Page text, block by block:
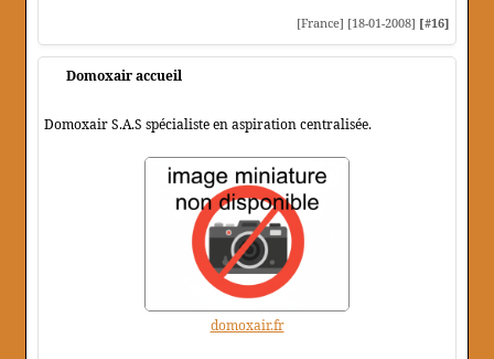
[France] [18-01-2008] [#16]
Domoxair accueil
Domoxair S.A.S spécialiste en aspiration centralisée.
domoxair.fr